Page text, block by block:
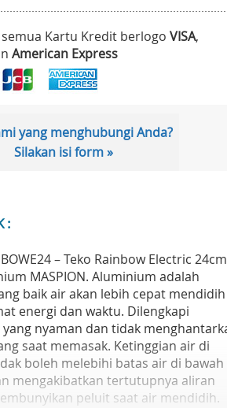
Kartu Kredit berlogo VISA,
American Express
yang menghubungi Anda?
Silakan isi form »
:
– Teko Rainbow Electric
MASPION. Aluminium adalah
baik air akan lebih cepat mendidih
energi dan waktu. Dilengkapi
nyaman dan tidak
saat memasak. Ketinggian air di
boleh melebihi batas air di bawah
mengakibatkan tertutupnya aliran
peluit saat air mendidih.